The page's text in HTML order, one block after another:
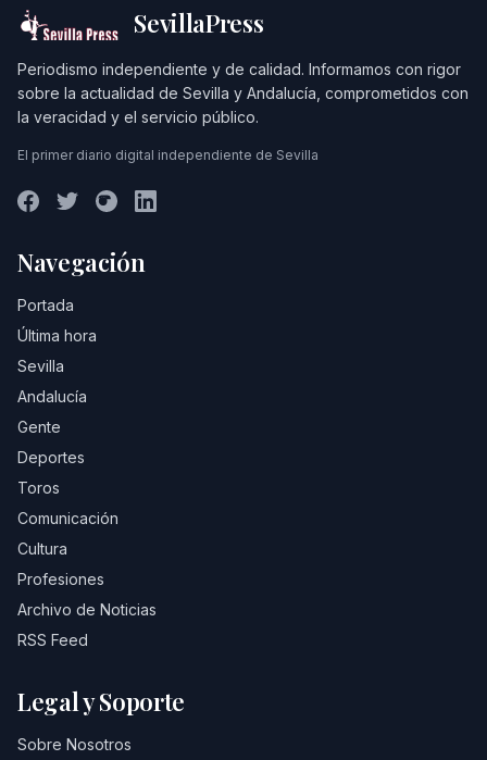
SevillaPress
Periodismo independiente y de calidad. Informamos con rigor
sobre la actualidad de Sevilla y Andalucía, comprometidos con
la veracidad y el servicio público.
El primer diario digital independiente de Sevilla
Navegación
Portada
Última hora
Sevilla
Andalucía
Gente
Deportes
Toros
Comunicación
Cultura
Profesiones
Archivo de Noticias
RSS Feed
Legal y Soporte
Sobre Nosotros